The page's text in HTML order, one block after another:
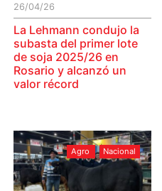
26/04/26
La Lehmann condujo la
subasta del primer lote
de soja 2025/26 en
Rosario y alcanzó un
valor récord
Agro Nacional